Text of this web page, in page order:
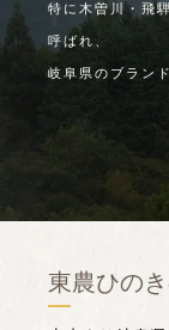
特に木曽川・飛
呼ばれ、
岐阜県のブラン
東農ひの